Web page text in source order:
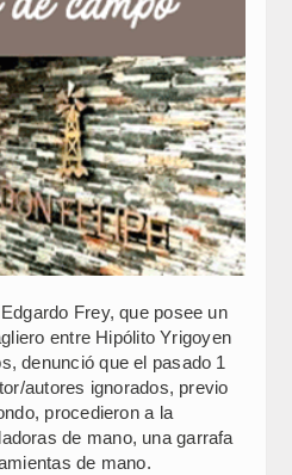
Frey, que posee un
entre Hipólito Yrigoyen
denunció que el pasado 1
autores ignorados, previo
procedieron a la
de mano, una garrafa
de mano.